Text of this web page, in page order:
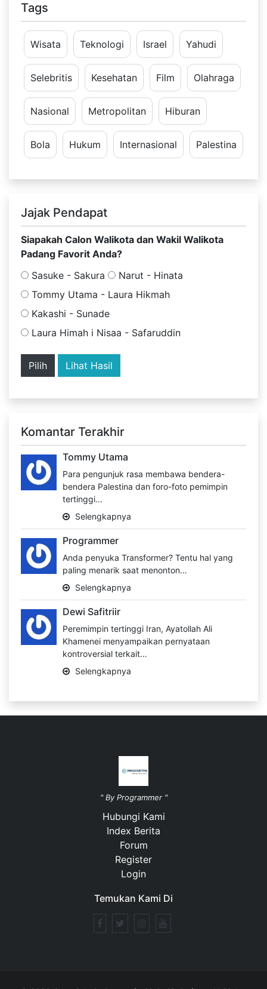
Tags
Wisata Teknologi Israel Yahudi
Selebritis Kesehatan Film Olahraga
Nasional Metropolitan Hiburan
Bola Hukum Internasional Palestina
Jajak Pendapat
Siapakah Calon Walikota dan Wakil Walikota
Padang Favorit Anda?
Sasuke - Sakura
Narut - Hinata
Tommy Utama - Laura Hikmah
Kakashi - Sunade
Laura Himah i Nisaa - Safaruddin
Lihat Hasil
Komantar Terakhir
Tommy Utama
Para pengunjuk rasa membawa bendera-
bendera Palestina dan foro-foto pemimpin
tertinggi…
Selengkapnya
Programmer
Anda penyuka Transformer? Tentu hal yang
paling menarik saat menonton…
Selengkapnya
Dewi Safitriir
Peremimpin tertinggi Iran, Ayatollah Ali
Khamenei menyampaikan pernyataan
kontroversial terkait…
Selengkapnya
" By Programmer "
Hubungi Kami
Index Berita
Forum
Register
Login
Temukan Kami Di